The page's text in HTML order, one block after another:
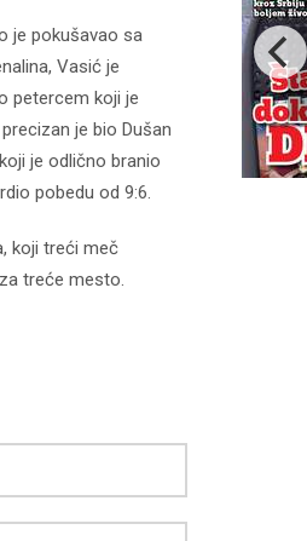
je pokušavao sa
Vasić je
petercem koji je
je bio Dušan
je odlično branio
pobedu od 9:6.
koji treći meč
treće mesto.